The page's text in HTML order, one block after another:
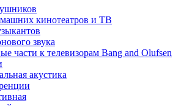
кинотеатров и ТВ
звука
части к телевизорам Bang and Olufsen
акустика